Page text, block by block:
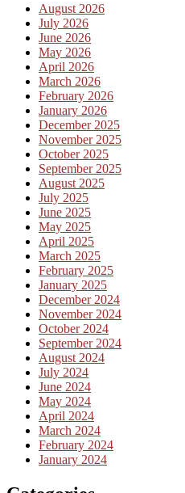
August 2026
July 2026
June 2026
May 2026
April 2026
March 2026
February 2026
January 2026
December 2025
November 2025
October 2025
September 2025
August 2025
July 2025
June 2025
May 2025
April 2025
March 2025
February 2025
January 2025
December 2024
November 2024
October 2024
September 2024
August 2024
July 2024
June 2024
May 2024
April 2024
March 2024
February 2024
January 2024